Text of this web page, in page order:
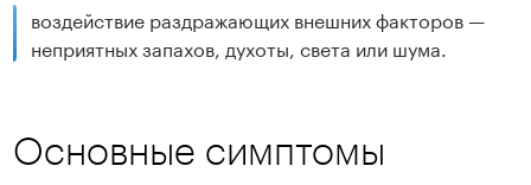
воздействие раздражающих внешних факторов —
неприятных запахов, духоты, света или шума.
Основные симптомы